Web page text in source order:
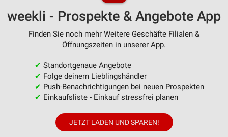
weekli - Prospekte & Angebote App
Finden Sie noch mehr Weitere Geschäfte Filialen &
Öffnungszeiten in unserer App.
✔ Standortgenaue Angebote
✔ Folge deinem Lieblingshändler
✔ Push-Benachrichtigungen bei neuen Prospekten
✔ Einkaufsliste - Einkauf stressfrei planen
JETZT LADEN UND SPAREN!